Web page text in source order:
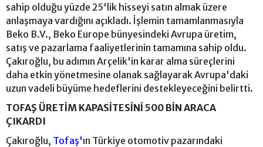
sahip olduğu yüzde 25'lik hisseyi satın almak üzere
anlaşmaya vardığını açıkladı. İşlemin tamamlanmasıyla
Beko B.V., Beko Europe bünyesindeki Avrupa üretim,
satış ve pazarlama faaliyetlerinin tamamına sahip oldu.
Çakıroğlu, bu adımın Arçelik'in karar alma süreçlerini
daha etkin yönetmesine olanak sağlayarak Avrupa'daki
uzun vadeli büyüme hedeflerini destekleyeceğini belirtti.
TOFAŞ ÜRETİM KAPASİTESİNİ 500 BİN ARACA
ÇIKARDI
Çakıroğlu, Tofaş'ın Türkiye otomotiv pazarındaki